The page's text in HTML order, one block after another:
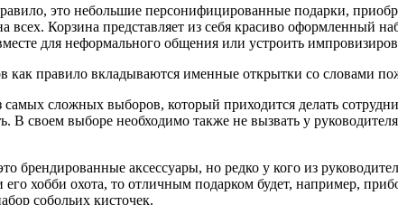
это небольшие персонифицированные подарки,
Корзина представляет из себя красиво оформленный
для неформального общения или устроить
как правило вкладываются именные открытки со словами
сложных выборов, который приходится делать
В своем выборе необходимо также не вызвать у
брендированные аксессуары, но редко у кого из
его хобби охота, то отличным подарком будет, например,
собольих кисточек.